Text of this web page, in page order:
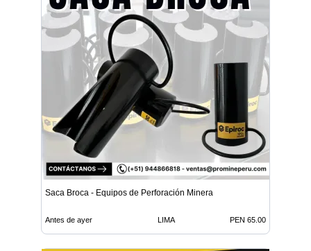
Saca Broca - Equipos de Perforación Minera
Antes de ayer LIMA PEN 65.00